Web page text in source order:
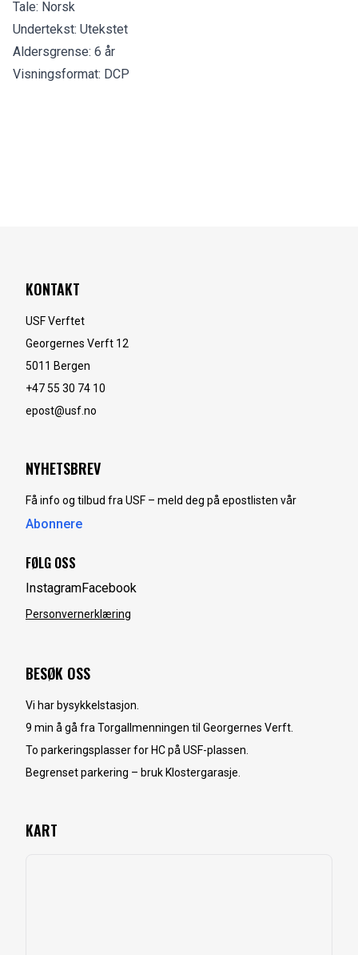
Tale: Norsk
Undertekst: Utekstet
Aldersgrense: 6 år
Visningsformat: DCP
KONTAKT
USF Verftet
Georgernes Verft 12
5011 Bergen
+47 55 30 74 10
epost@usf.no
NYHETSBREV
Få info og tilbud fra USF – meld deg på epostlisten vår
Abonnere
FØLG OSS
InstagramFacebook
Personvernerklæring
BESØK OSS
Vi har bysykkelstasjon.
9 min å gå fra Torgallmenningen til Georgernes Verft.
To parkeringsplasser for HC på USF-plassen.
Begrenset parkering – bruk Klostergarasje.
KART